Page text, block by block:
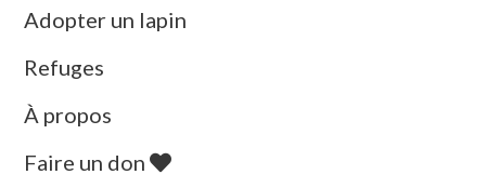
Adopter un lapin
Refuges
À propos
Faire un don